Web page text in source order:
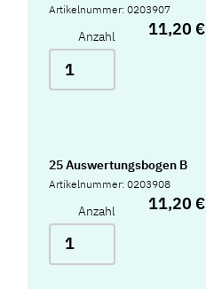
Artikelnummer: 0203907
Anzahl 11,20 €
25 Auswertungsbogen B
Artikelnummer: 0203908
Anzahl 11,20 €